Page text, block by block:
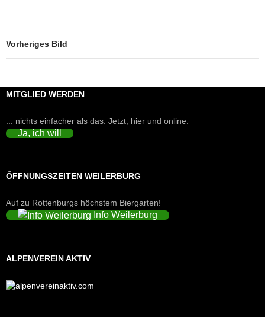
Vorheriges Bild
MITGLIED WERDEN
... nichts einfacher als das. Jetzt, hier und online.
Ja, ich will
ÖFFNUNGSZEITEN WEILERBURG
Auf zu Rottenburgs höchstem Biergarten!
Info Weilerburg
ALPENVEREIN AKTIV